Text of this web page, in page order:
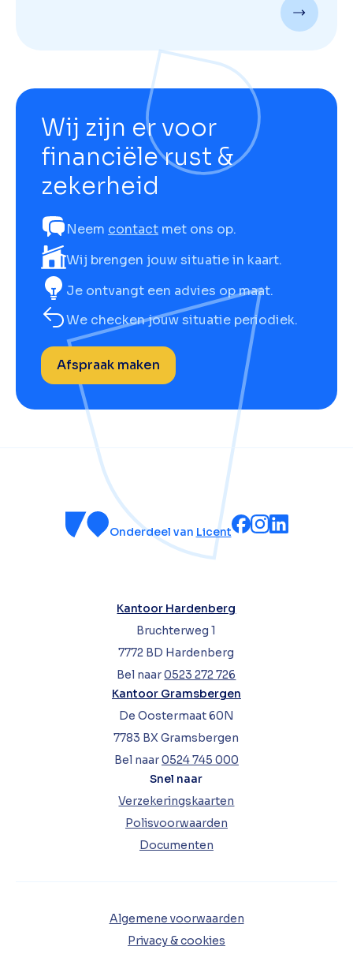
Wij zijn er voor
financiële rust &
zekerheid
Neem contact met ons op.
Wij brengen jouw situatie in kaart.
Je ontvangt een advies op maat.
We checken jouw situatie periodiek.
Afspraak maken
Onderdeel van Licent
Kantoor Hardenberg
Bruchterweg 1
7772 BD Hardenberg
Bel naar0523 272 726
Kantoor Gramsbergen
De Oostermaat 60N
7783 BX Gramsbergen
Bel naar0524 745 000
Snel naar
Verzekeringskaarten
Polisvoorwaarden
Documenten
Algemene voorwaarden
Privacy & cookies